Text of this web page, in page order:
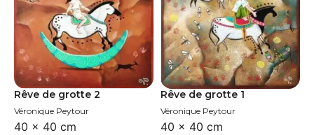
Rêve de grotte 2
Véronique Peytour
40 × 40 cm
Rêve de grotte 1
Véronique Peytour
40 × 40 cm